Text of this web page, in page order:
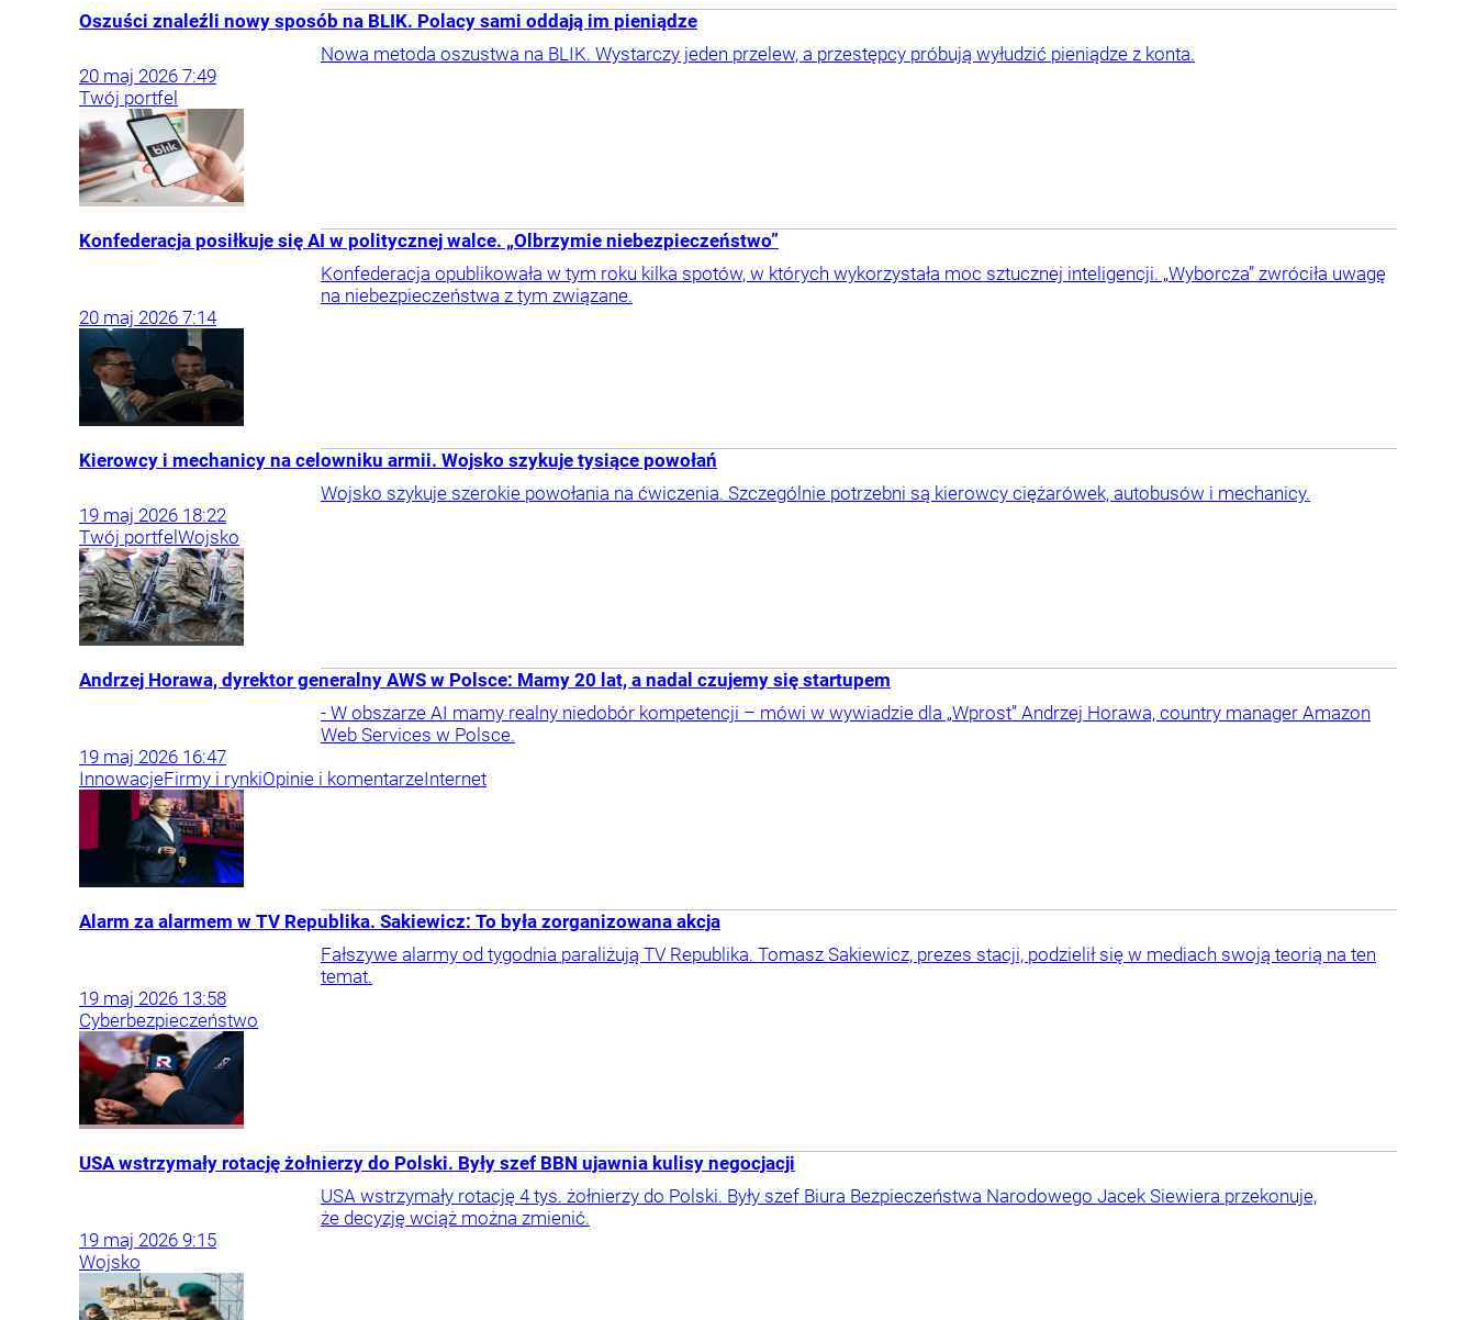
Oszuści znaleźli nowy sposób na BLIK. Polacy sami oddają im pieniądze
Nowa metoda oszustwa na BLIK. Wystarczy jeden przelew, a przestępcy próbują wyłudzić pieniądze z konta.
20 maj 2026 7:49
Twój portfel
Konfederacja posiłkuje się AI w politycznej walce. „Olbrzymie niebezpieczeństwo”
Konfederacja opublikowała w tym roku kilka spotów, w których wykorzystała moc sztucznej inteligencji. „Wyborcza” zwróciła uwagę
na niebezpieczeństwa z tym związane.
20 maj 2026 7:14
Kierowcy i mechanicy na celowniku armii. Wojsko szykuje tysiące powołań
Wojsko szykuje szerokie powołania na ćwiczenia. Szczególnie potrzebni są kierowcy ciężarówek, autobusów i mechanicy.
19 maj 2026 18:22
Twój portfel Wojsko
Andrzej Horawa, dyrektor generalny AWS w Polsce: Mamy 20 lat, a nadal czujemy się startupem
- W obszarze AI mamy realny niedobór kompetencji – mówi w wywiadzie dla „Wprost” Andrzej Horawa, country manager Amazon
Web Services w Polsce.
19 maj 2026 16:47
InnowacjeFirmy i rynkiOpinie i komentarzeInternet
Alarm za alarmem w TV Republika. Sakiewicz: To była zorganizowana akcja
Fałszywe alarmy od tygodnia paraliżują TV Republika. Tomasz Sakiewicz, prezes stacji, podzielił się w mediach swoją teorią na ten
temat.
19 maj 2026 13:58
Cyberbezpieczeństwo
USA wstrzymały rotację żołnierzy do Polski. Były szef BBN ujawnia kulisy negocjacji
USA wstrzymały rotację 4 tys. żołnierzy do Polski. Były szef Biura Bezpieczeństwa Narodowego Jacek Siewiera przekonuje,
że decyzję wciąż można zmienić.
19 maj 2026 9:15
Wojsko